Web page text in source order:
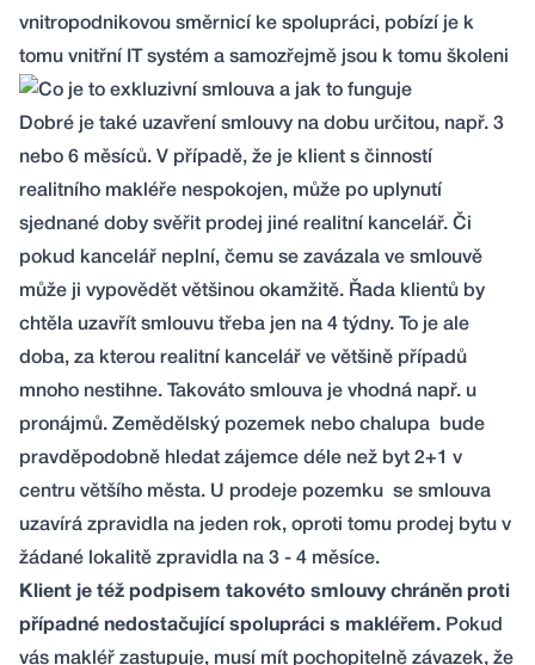
vnitropodnikovou směrnicí ke spolupráci, pobízí je k
tomu vnitřní IT systém a samozřejmě jsou k tomu školeni
Dobré je také uzavření smlouvy na dobu určitou, např. 3
nebo 6 měsíců. V případě, že je klient s činností
realitního makléře nespokojen, může po uplynutí
sjednané doby svěřit prodej jiné realitní kancelář. Či
pokud kancelář neplní, čemu se zavázala ve smlouvě
může ji vypovědět většinou okamžitě. Řada klientů by
chtěla uzavřít smlouvu třeba jen na 4 týdny. To je ale
doba, za kterou realitní kancelář ve většině případů
mnoho nestihne. Takováto smlouva je vhodná např. u
pronájmů. Zemědělský pozemek nebo chalupa bude
pravděpodobně hledat zájemce déle než byt 2+1 v
centru většího města. U prodeje pozemku se smlouva
uzavírá zpravidla na jeden rok, oproti tomu prodej bytu v
žádané lokalitě zpravidla na 3 - 4 měsíce.
Klient je též podpisem takovéto smlouvy chráněn proti
případné nedostačující spolupráci s makléřem. Pokud
vás makléř zastupuje, musí mít pochopitelně závazek, že